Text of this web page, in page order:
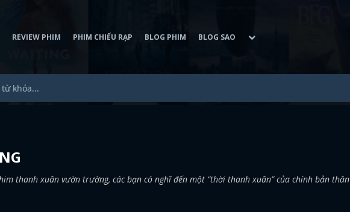
REVIEW PHIM PHIM CHIẾU RẠP BLOG PHIM BLOG SAO
thanh xuân vườn trường, các bạn có nghĩ đến một “thời thanh xuân” của chính bản thân